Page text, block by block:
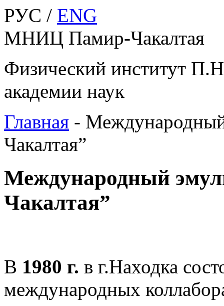
РУС / ENG
МНИЦ Памир-Чакалтая
Физический институт
академии наук
Главная -
Чакалтая”
Международный
Чакалтая”
В 1980 г. в г.Находка
международных